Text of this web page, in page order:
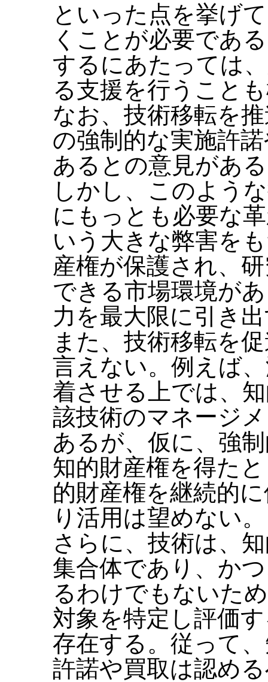
といった点を挙げ
くことが必要であ
するにあたっては
る支援を行うこと
なお、技術移転を
の強制的な実施許
あるとの意見があ
しかし、このよう
にもっとも必要な
いう大きな弊害を
産権が保護され、
できる市場環境が
力を最大限に引き
また、技術移転を
言えない。例えば
着させる上では、
該技術のマネージ
あるが、仮に、強
知的財産権を得た
的財産権を継続的
り活用は望めない。
さらに、技術は、
集合体であり、か
るわけでもないた
対象を特定し評価
存在する。従って
許諾や買取は認め